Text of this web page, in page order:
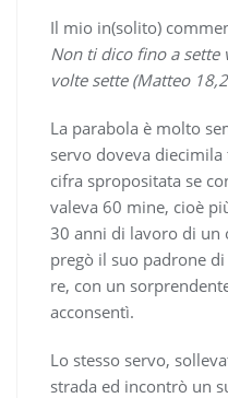
Il mio in(solito)
Non ti dico fino a sette
volte sette (Matteo
La parabola è molto
servo doveva
cifra spropositata se
valeva 60 mine, cioè
30 anni di lavoro di un
pregò il suo padrone
re, con un
acconsentì.
Lo stesso servo,
strada ed incontrò un